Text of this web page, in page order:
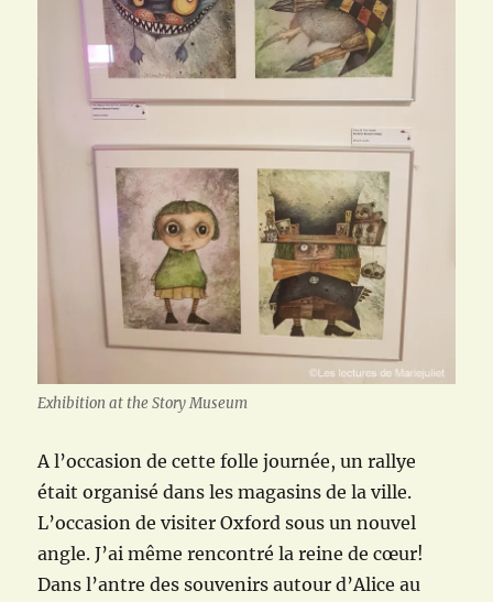
Exhibition at the Story Museum
A l’occasion de cette folle journée, un rallye
était organisé dans les magasins de la ville.
L’occasion de visiter Oxford sous un nouvel
angle. J’ai même rencontré la reine de cœur!
Dans l’antre des souvenirs autour d’Alice au